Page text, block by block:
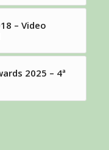
– Video
2025 – 4ª